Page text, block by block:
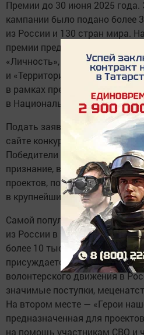
Премии до 30 июня 2025
кампании было подано более
из России и 130 стран мира.
премии предусматривает
«Личность», «НКО и проекты»,
и «Территория». Приемная
в рамках презентации
в Национальном центре
Подать заявку на участие
сайте конкурса (https://
Победители получат
признание, возможности для
проектов, помощь экспертов
в крупнейших
Самой популярной
из России в этом году
более 10 тыс. заявок. Премия
присуждается за личный
волонтерского движения в
значимые поступки,
На втором месте — «Герои
предназначенная для
на помощь участникам СВО и